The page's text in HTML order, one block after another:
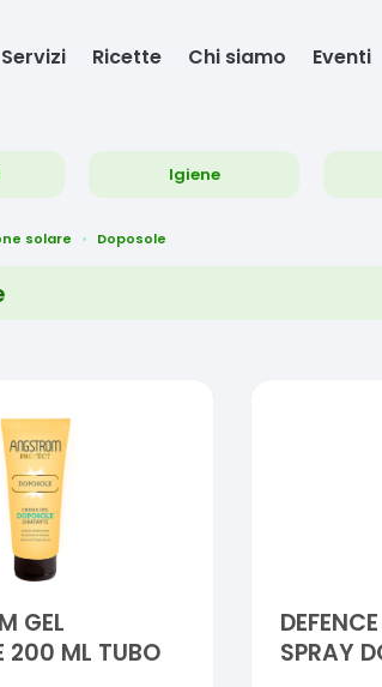
Servizi Ricette Chi siamo Eventi
Igiene
solare Doposole
GEL
200 ML TUBO
SPRAY